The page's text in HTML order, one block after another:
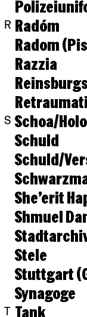
R Radóm
Radom
Razzia
S Schoa/
Schuld
Schuld/
She’erit
Shmuel
Stele
Stuttgart
Synagoge
T Tank